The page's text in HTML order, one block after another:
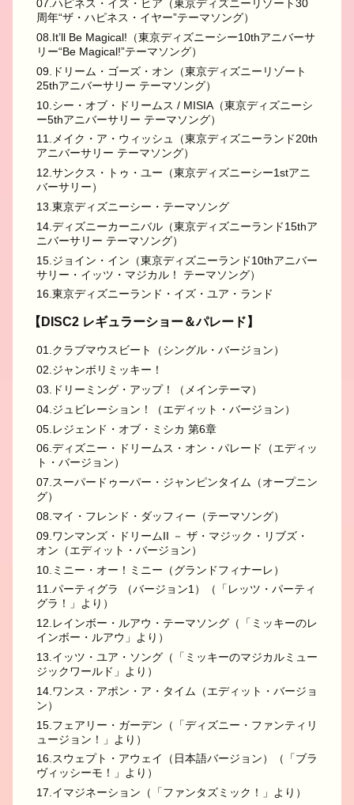
07.ハピネス・イズ・ヒア（東京ディズニーリゾート30
周年“ザ・ハピネス・イヤー”テーマソング）
08.It’ll Be Magical!（東京ディズニーシー10thアニバーサ
リー“Be Magical!”テーマソング）
09.ドリーム・ゴーズ・オン（東京ディズニーリゾート
25thアニバーサリー テーマソング）
10.シー・オブ・ドリームス / MISIA（東京ディズニーシ
ー5thアニバーサリー テーマソング）
11.メイク・ア・ウィッシュ（東京ディズニーランド20th
アニバーサリー テーマソング）
12.サンクス・トゥ・ユー（東京ディズニーシー1stアニ
バーサリー）
13.東京ディズニーシー・テーマソング
14.ディズニーカーニバル（東京ディズニーランド15thア
ニバーサリー テーマソング）
15.ジョイン・イン（東京ディズニーランド10thアニバー
サリー・イッツ・マジカル！ テーマソング）
16.東京ディズニーランド・イズ・ユア・ランド
【DISC2 レギュラーショー＆パレード】
01.クラブマウスビート（シングル・バージョン）
02.ジャンボリミッキー！
03.ドリーミング・アップ！（メインテーマ）
04.ジュビレーション！（エディット・バージョン）
05.レジェンド・オブ・ミシカ 第6章
06.ディズニー・ドリームス・オン・パレード（エディッ
ト・バージョン）
07.スーパードゥーパー・ジャンピンタイム（オープニン
グ）
08.マイ・フレンド・ダッフィー（テーマソング）
09.ワンマンズ・ドリームII － ザ・マジック・リブズ・
オン（エディット・バージョン）
10.ミニー・オー！ミニー（グランドフィナーレ）
11.パーティグラ （バージョン1）（「レッツ・パーティ
グラ！」より）
12.レインボー・ルアウ・テーマソング（「ミッキーのレ
インボー・ルアウ」より）
13.イッツ・ユア・ソング（「ミッキーのマジカルミュー
ジックワールド」より）
14.ワンス・アポン・ア・タイム（エディット・バージョ
ン）
15.フェアリー・ガーデン（「ディズニー・ファンティリ
ュージョン！」より）
16.スウェプト・アウェイ（日本語バージョン）（「ブラ
ヴィッシーモ！」より）
17.イマジネーション（「ファンタズミック！」より）